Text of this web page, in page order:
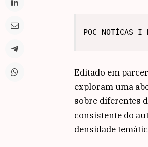
POC NOTÍCAS
Editado em
exploram uma
sobre diferentes
consistente do
densidade